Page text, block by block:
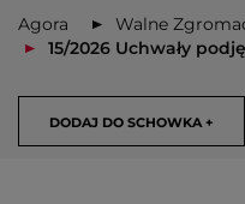
Agora
Walne
15/2026 Uchwały
DODAJ DO SCHOWKA +